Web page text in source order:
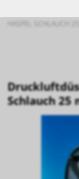
HASPEL SCHLAUCH
Schlauch 25